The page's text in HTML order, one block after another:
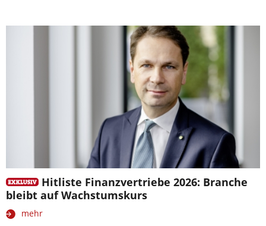
Hitliste Finanzvertriebe 2026: Branche
bleibt auf Wachstumskurs
mehr